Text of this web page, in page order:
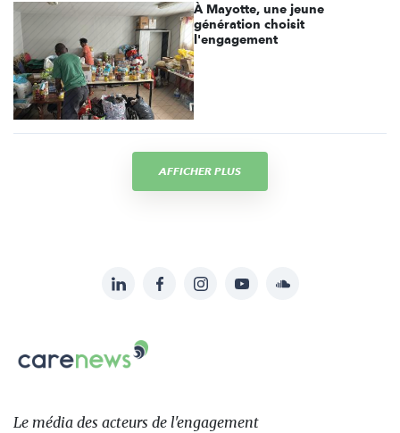
À Mayotte, une jeune
génération choisit
l'engagement
AFFICHER PLUS
sur:
LinkedInFacebookInstagramYouTubeSoundcloud
Carenews,
Le
des
Le média des acteurs de l'engagement